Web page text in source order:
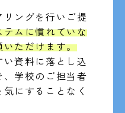
ングを行いご提
テムに慣れていな
ただけます。
資料に落とし込
学校のご担当者
にすることなく